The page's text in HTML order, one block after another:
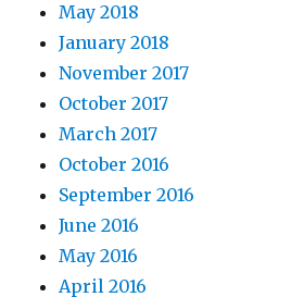
May 2018
January 2018
November 2017
October 2017
March 2017
October 2016
September 2016
June 2016
May 2016
April 2016